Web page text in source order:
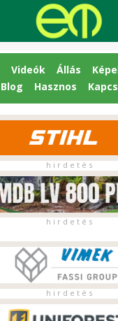
Videók Állás
Blog
Hasznos
h i r d e t é s
h i r d e t é s
h i r d e t é s